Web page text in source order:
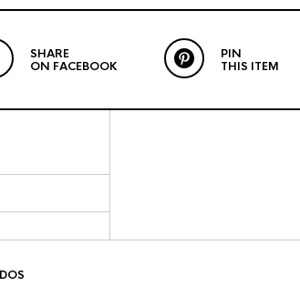
SHARE
ON FACEBOOK
PIN
THIS ITEM